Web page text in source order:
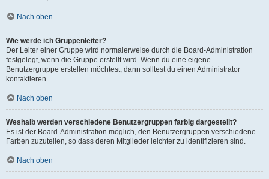
Nach oben
Wie werde ich Gruppenleiter?
Der Leiter einer Gruppe wird normalerweise durch die Board-Administration
festgelegt, wenn die Gruppe erstellt wird. Wenn du eine eigene
Benutzergruppe erstellen möchtest, dann solltest du einen Administrator
kontaktieren.
Nach oben
Weshalb werden verschiedene Benutzergruppen farbig dargestellt?
Es ist der Board-Administration möglich, den Benutzergruppen verschiedene
Farben zuzuteilen, so dass deren Mitglieder leichter zu identifizieren sind.
Nach oben